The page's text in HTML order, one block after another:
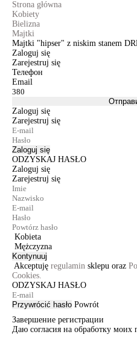
Strona główna
Kobiety
Bielizna
Majtki
Majtki "hipser" z niskim stanem
Zaloguj się
Zarejestruj się
Телефон
Email
Zaloguj się
Zarejestruj się
Zaloguj się
ODZYSKAJ HASŁO
Zaloguj się
Zarejestruj się
Kobieta
Mężczyzna
Kontynuuj
Akceptuję regulamin sklepu oraz
Cookies.
ODZYSKAJ HASŁO
Przywrócić hasło Powrót
Завершение регистрации
Даю согласия на обработку моих